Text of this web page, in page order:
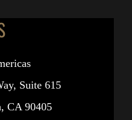
Suite 615
CA 90405